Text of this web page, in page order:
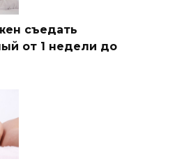
съедать
от 1 недели до